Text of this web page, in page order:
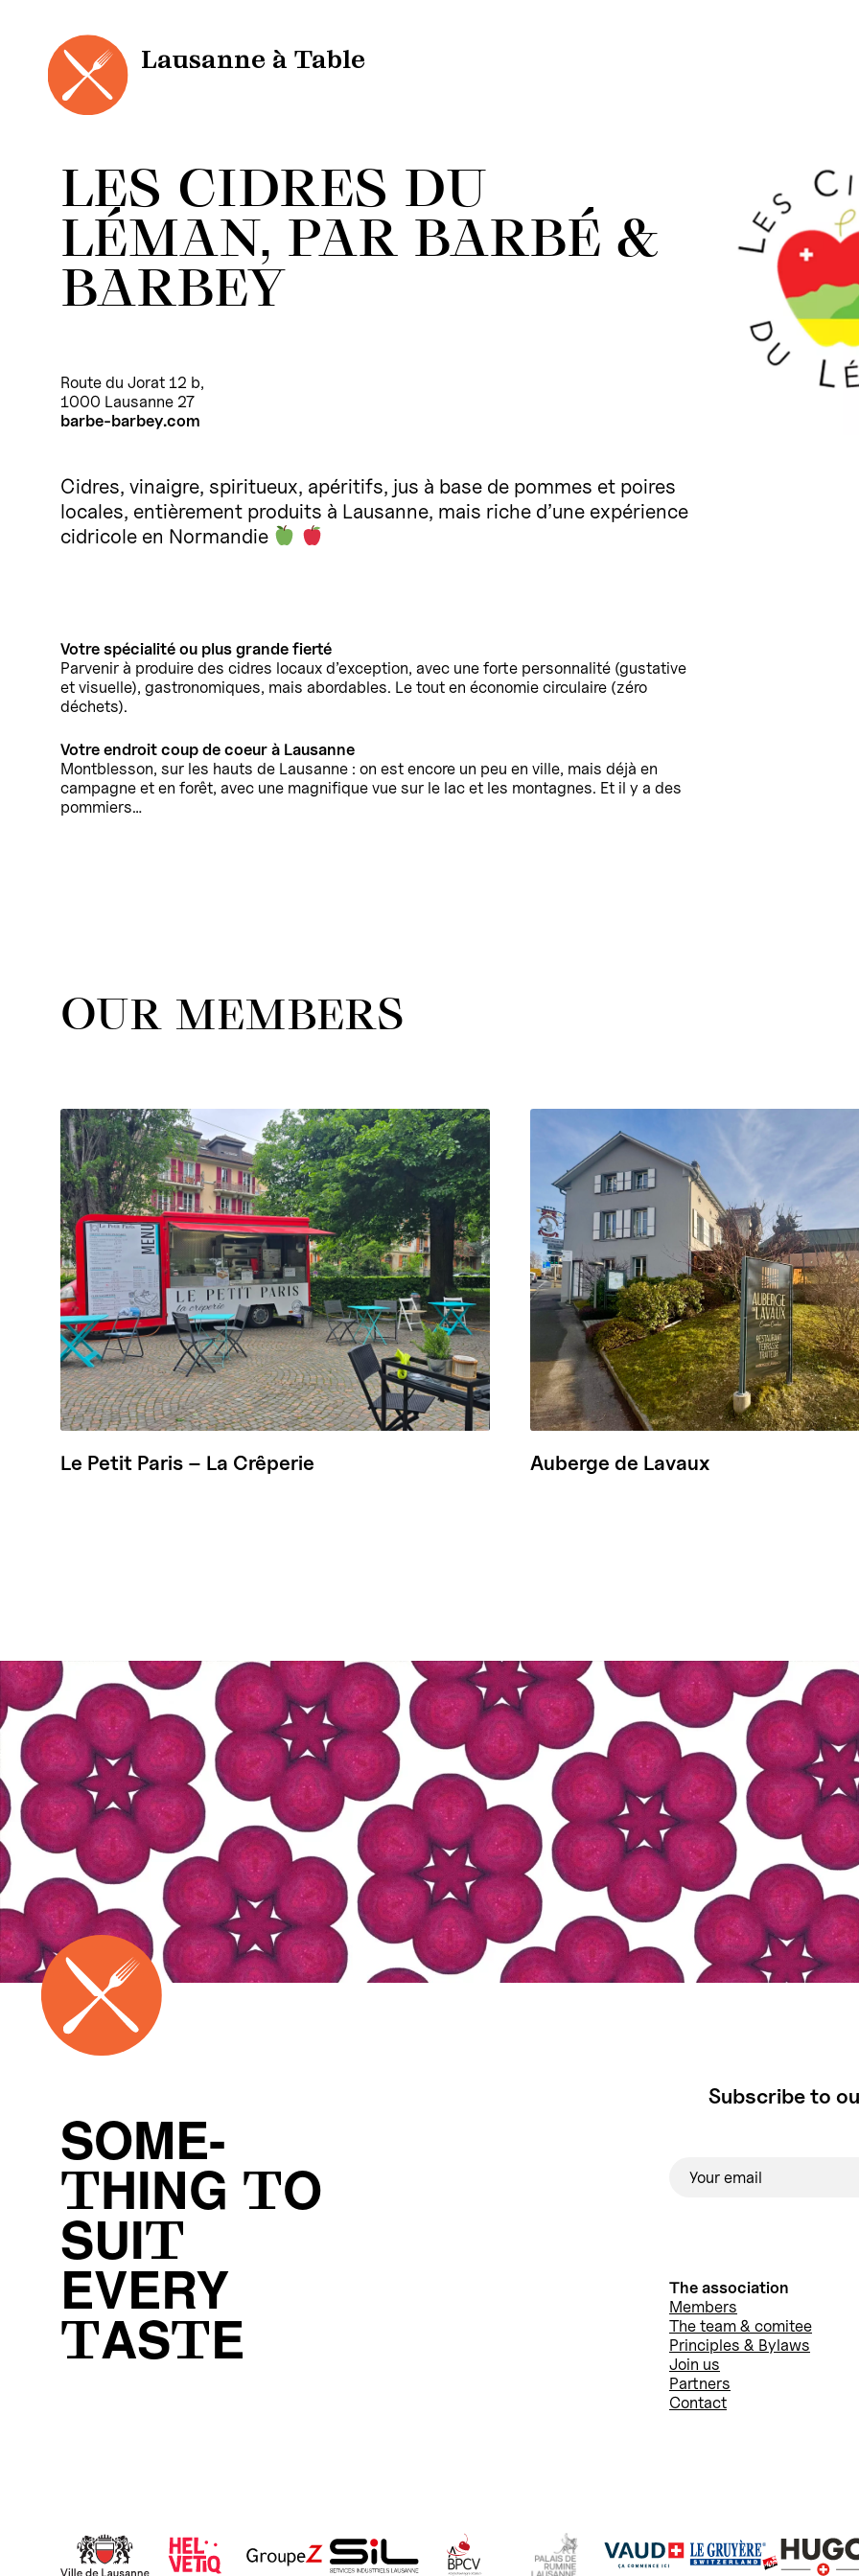
Lausanne à Table
LES CIDRES DU
LÉMAN, PAR BARBÉ &
BARBEY
Route du Jorat 12 b,
1000 Lausanne 27
barbe-barbey.com
Cidres, vinaigre, spiritueux, apéritifs, jus à base de pommes et poires
locales, entièrement produits à Lausanne, mais riche d’une expérience
cidricole en Normandie
Votre spécialité ou plus grande fierté
Parvenir à produire des cidres locaux d’exception, avec une forte personnalité (gustative
et visuelle), gastronomiques, mais abordables. Le tout en économie circulaire (zéro
déchets).
Votre endroit coup de coeur à Lausanne
Montblesson, sur les hauts de Lausanne : on est encore un peu en ville, mais déjà en
campagne et en forêt, avec une magnifique vue sur le lac et les montagnes. Et il y a des
pommiers…
OUR MEMBERS
Le Petit Paris – La Crêperie Auberge de Lavaux
SOME-
THING TO
SUIT
EVERY
TASTE
Subscribe to
The association
Members
The team & comitee
Principles & Bylaws
Join us
Partners
Contact